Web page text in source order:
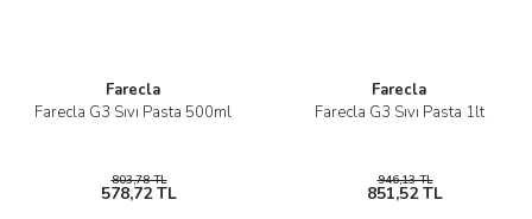
Farecla
Farecla G3 Sıvı Pasta 500ml
803,78 TL
578,72 TL
Farecla
Farecla G3 Sıvı Pasta 1lt
946,13 TL
851,52 TL